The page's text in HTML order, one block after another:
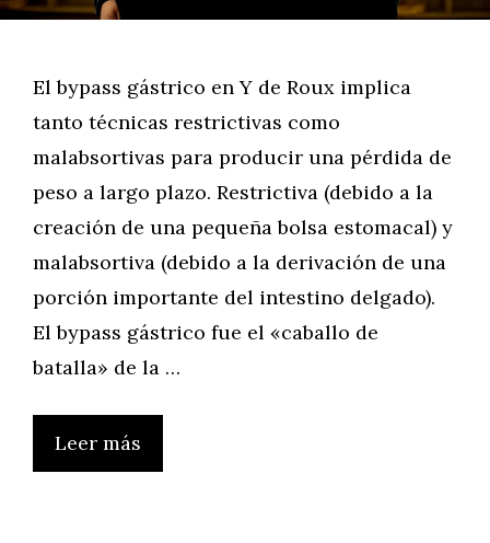
El bypass gástrico en Y de Roux implica
tanto técnicas restrictivas como
malabsortivas para producir una pérdida de
peso a largo plazo. Restrictiva (debido a la
creación de una pequeña bolsa estomacal) y
malabsortiva (debido a la derivación de una
porción importante del intestino delgado).
El bypass gástrico fue el «caballo de
batalla» de la …
Leer más